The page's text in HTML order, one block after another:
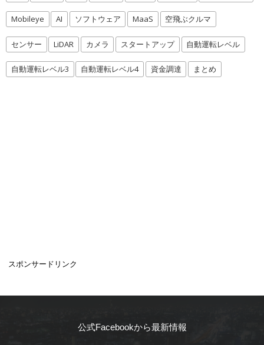
Mobileye AI ソフトウェア MaaS 空飛ぶクルマ
センサー LiDAR カメラ スタートアップ 自動運転レベル
自動運転レベル3 自動運転レベル4 資金調達 まとめ
スポンサードリンク
公式Facebookから最新情報